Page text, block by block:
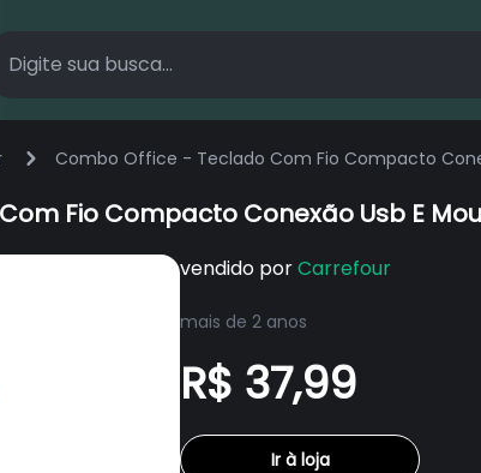
Combo Office - Teclado Com Fio Compacto
Fio Compacto Conexão Usb E
vendido porCarrefour
mais de 2 anos
R$ 37,99
Ir à loja